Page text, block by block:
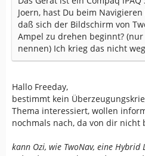
Joern, hast Du beim
daß sich der Bildschirm von
Ampel zu drehen beginnt?
nennen) Ich krieg das nicht
Hallo Freeday,
bestimmt kein
Thema interessiert, wollen
nochmals nach, da von dir nicht
kann Ozi, wie TwoNav, eine Hybrid